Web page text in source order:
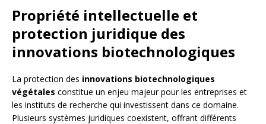
Propriété intellectuelle et
protection juridique des
innovations biotechnologiques
La protection des innovations biotechnologiques
végétales constitue un enjeu majeur pour les entreprises et
les instituts de recherche qui investissent dans ce domaine.
Plusieurs systèmes juridiques coexistent, offrant différents